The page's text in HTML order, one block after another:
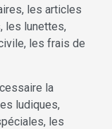
les articles
les lunettes,
les frais de
la
ludiques,
les